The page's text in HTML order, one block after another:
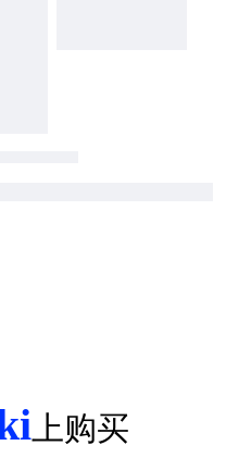
上购买